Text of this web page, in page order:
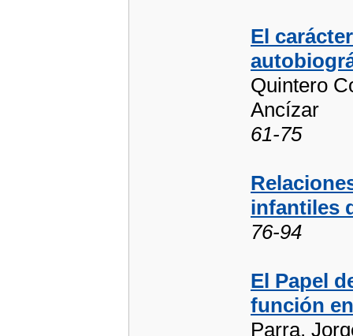
El
Quintero
Ancízar
61-75
infantiles
76-94
El Papel
función
Parra,